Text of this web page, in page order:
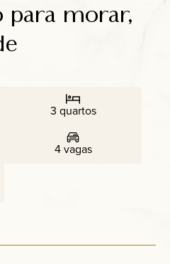
para morar,
3 quartos
4 vagas